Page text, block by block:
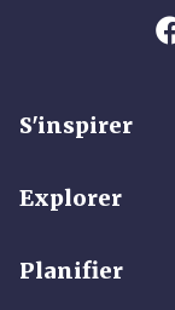
S'inspirer
Explorer
Planifier